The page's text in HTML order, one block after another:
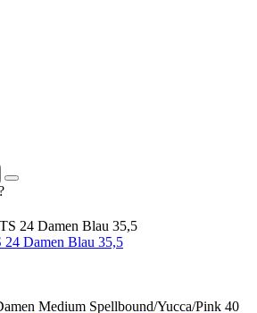
Damen Blau 35,5